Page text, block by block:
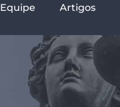
Equipe Artigos